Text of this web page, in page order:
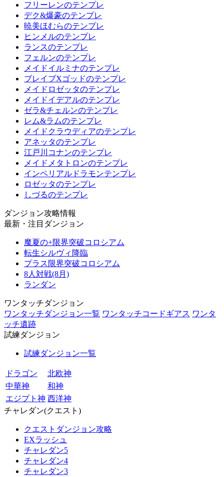
フリーレンのテンプレ
デク&爆豪のテンプレ
暁美ほむらのテンプレ
ヒンメルのテンプレ
ランスのテンプレ
フェルンのテンプレ
メイドイルミナのテンプレ
ブレイブXゴッドのテンプレ
メイドロゼッタのテンプレ
メイドイデアルのテンプレ
ゼラ&チェルンのテンプレ
レム&ラムのテンプレ
メイドクラウディアのテンプレ
アネッタのテンプレ
江戸川コナンのテンプレ
メイドメタトロンのテンプレ
インペリアルドラモンテンプレ
ロゼッタのテンプレ
しづるのテンプレ
ダンジョン攻略情報
最新・注目ダンジョン
魔夏の+限界突破コロシアム
転生シルヴィ降臨
プラス限界突破コロシアム
8人対戦(8月)
ランダン
ワンタッチダンジョン
ワンタッチダンジョン一覧 ワンタッチコードギアス ワンタ
ッチ遺跡
試練ダンジョン
試練ダンジョン一覧
ドラゴン
北欧神
中華神
和神
エジプト神 西洋神
チャレダン(クエスト)
クエストダンジョン攻略
EXラッシュ
チャレダン5
チャレダン4
チャレダン3